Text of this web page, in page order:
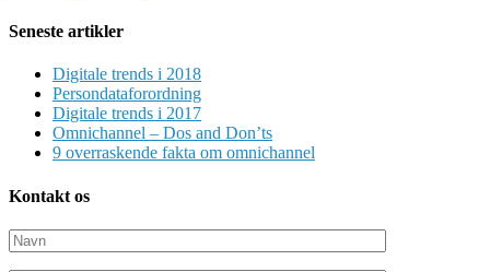
Seneste artikler
Digitale trends i 2018
Persondataforordning
Digitale trends i 2017
Omnichannel – Dos and Don’ts
9 overraskende fakta om omnichannel
Kontakt os